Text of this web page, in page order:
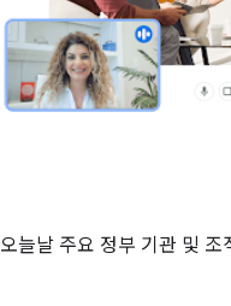
오늘날 주요 정부 기관 및